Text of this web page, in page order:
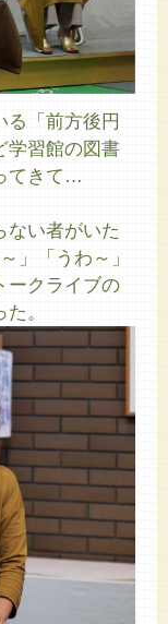
る「前方後円
学習館の図書
てきて…
ない者がいた
」「うわ～」
ークライブの
。